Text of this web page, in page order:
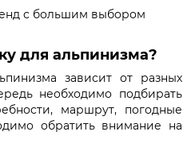
с большим выбором
для альпинизма?
зависит от разных
необходимо подбирать
маршрут, погодные
обратить внимание на